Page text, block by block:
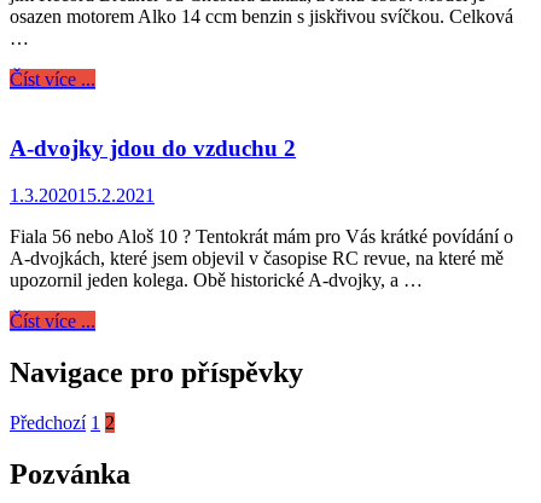
osazen motorem Alko 14 ccm benzin s jiskřivou svíčkou. Celková
…
Číst více ...
A-dvojky jdou do vzduchu 2
1.3.202015.2.2021
Fiala 56 nebo Aloš 10 ? Tentokrát mám pro Vás krátké povídání o
A-dvojkách, které jsem objevil v časopise RC revue, na které mě
upozornil jeden kolega. Obě historické A-dvojky, a …
Číst více ...
Navigace pro příspěvky
Předchozí 1 2
Pozvánka